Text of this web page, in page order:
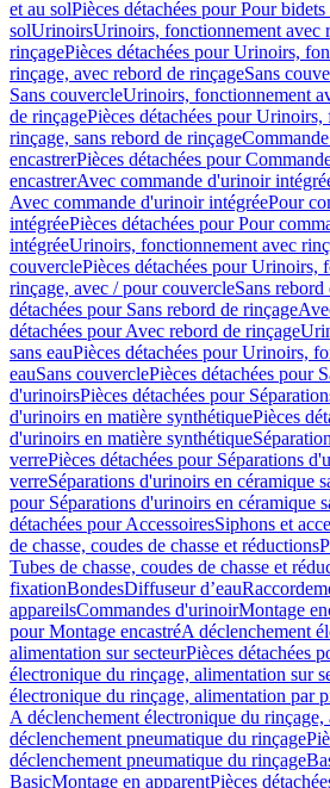
et au solPièces détachées pour Pour bidets
solUrinoirsUrinoirs, fonctionnement avec
rinçagePièces détachées pour Urinoirs,
rinçage, avec rebord de rinçageSans
Sans couvercleUrinoirs, fonctionnement
de rinçagePièces détachées pour
rinçage, sans rebord de rinçage
encastrerPièces détachées pour
encastrerAvec commande d'urinoir
Avec commande d'urinoir intégréePour
intégréePièces détachées pour Pour
intégréeUrinoirs, fonctionnement avec
couverclePièces détachées pour Urinoirs,
rinçage, avec / pour couvercleSans
détachées pour Sans rebord de rinçage
détachées pour Avec rebord de rinçage
sans eauPièces détachées pour Urinoirs,
eauSans couverclePièces détachées pour
d'urinoirsPièces détachées pour
d'urinoirs en matière synthétiquePièces
d'urinoirs en matière synthétique
verrePièces détachées pour Séparations
verreSéparations d'urinoirs en céramique
pour Séparations d'urinoirs en céramique
détachées pour AccessoiresSiphons et
de chasse, coudes de chasse et réductions
Tubes de chasse, coudes de chasse et
fixationBondesDiffuseur d’eau
appareilsCommandes d'urinoirMontage
pour Montage encastréA déclenchement
alimentation sur secteurPièces détachées
électronique du rinçage, alimentation sur
électronique du rinçage, alimentation par
A déclenchement électronique du
déclenchement pneumatique du rinçage
déclenchement pneumatique du rinçage
BasicMontage en apparentPièces